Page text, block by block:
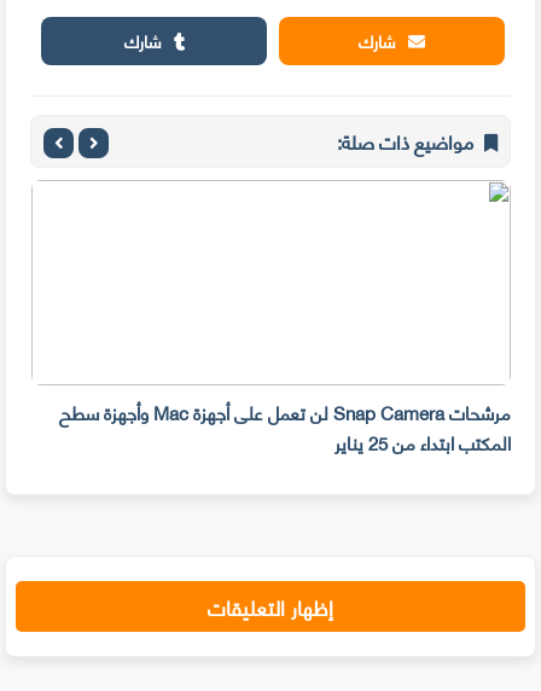
شارك
شارك
مواضيع ذات صلة:
مرشحات Snap Camera لن تعمل على أجهزة Mac وأجهزة سطح
المكتب ابتداء من 25 يناير
إظهار التعليقات